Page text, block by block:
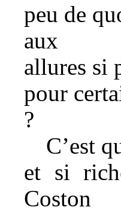
peu de
aux
allures si
pour
?
C’est
et si
Coston